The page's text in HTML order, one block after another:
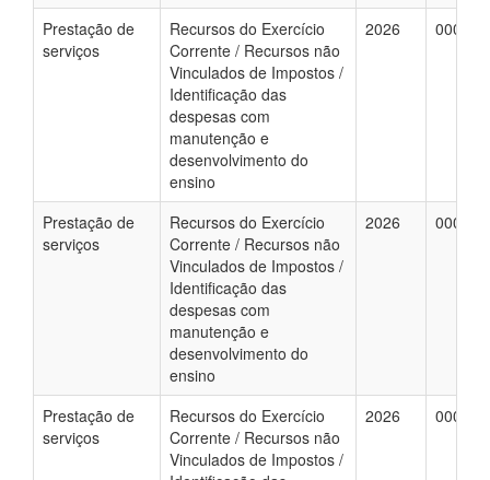
Prestação de
serviços
Recursos do Exercício
Corrente / Recursos não
Vinculados de Impostos /
Identificação das
despesas com
manutenção e
desenvolvimento do
ensino
2026
Prestação de
serviços
Recursos do Exercício
Corrente / Recursos não
Vinculados de Impostos /
Identificação das
despesas com
manutenção e
desenvolvimento do
ensino
2026
Prestação de
serviços
Recursos do Exercício
Corrente / Recursos não
Vinculados de Impostos /
2026